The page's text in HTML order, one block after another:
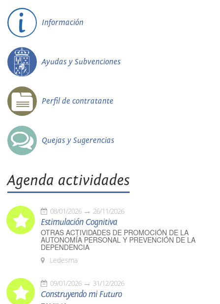
Información
Ayudas y Subvenciones
Perfil de contratante
Quejas y Sugerencias
Agenda actividades
08/01/2026 26/11/2026
Estimulación Cognitiva
OTRAS ACTIVIDADES DE PROMOCIÓN DE LA
AUTONOMÍA PERSONAL Y PREVENCIÓN DE LA
DEPENDENCIA
Ledesma
09/01/2026 31/12/2026
Construyendo mi Futuro